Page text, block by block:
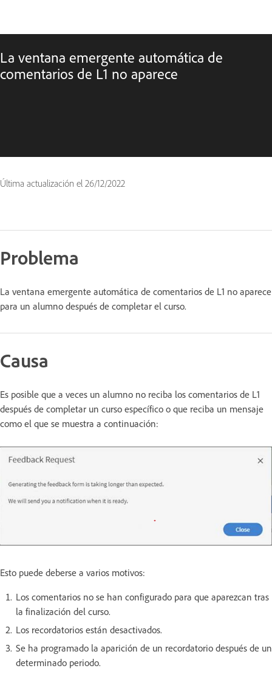
La ventana emergente automática de
comentarios de L1 no aparece
Última actualización el 26/12/2022
Problema
La ventana emergente automática de comentarios de L1 no aparece
para un alumno después de completar el curso.
Causa
Es posible que a veces un alumno no reciba los comentarios de L1
después de completar un curso específico o que reciba un mensaje
como el que se muestra a continuación:
Esto puede deberse a varios motivos:
Los comentarios no se han configurado para que aparezcan tras
la finalización del curso.
Los recordatorios están desactivados.
Se ha programado la aparición de un recordatorio después de un
determinado periodo.